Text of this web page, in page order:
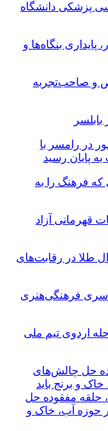
پزشکی دانشگاه
پایداری بنگاه‌ها و
و صاحب‌تجربه
در رامسر با
پایان رسید
که فرهنگ را به
قهرمانی آزاد
طلا در رقابت‌های
فرهنگی‌هنری
اردوی تیم ملی
حل چالش‌های
و برنج باید
حلقه مفقوده حل
حوزه آب، خاک و